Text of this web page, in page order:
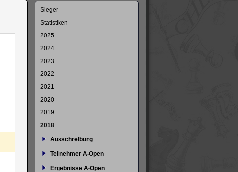
Navigation
Sieger
Statistiken
2025
2024
2023
2022
2021
2020
2019
2018
Ausschreibung
Teilnehmer A-Open
Ergebnisse A-Open